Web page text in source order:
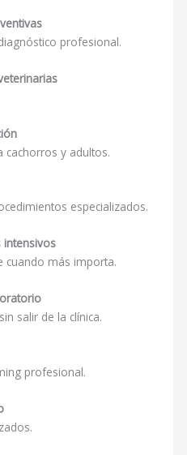
profesional.
cachorros y adultos.
especializados.
intensivos
cuando más importa.
salir de la clínica.
profesional.